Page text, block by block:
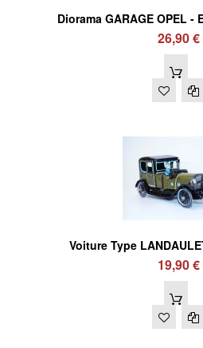
Diorama GARAGE OPEL -
26,90 €
Voiture Type
19,90 €